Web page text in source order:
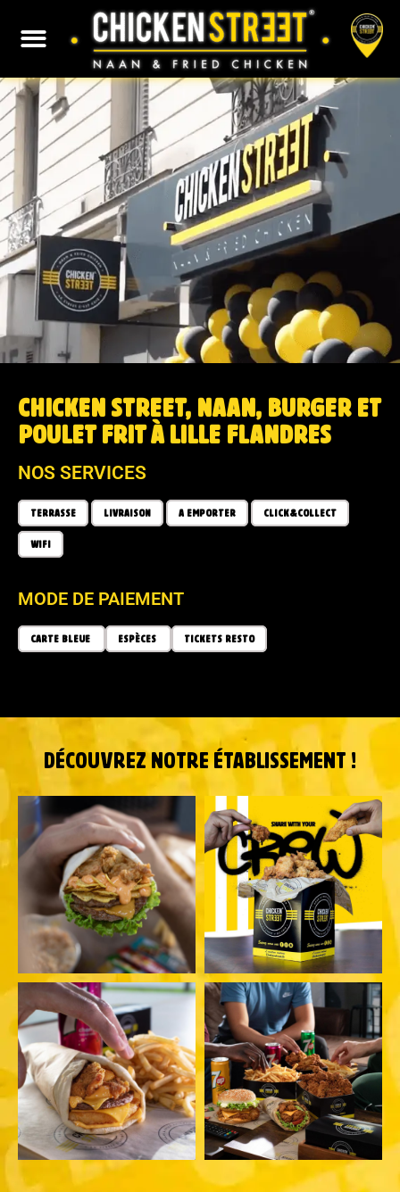
CHICKEN STREET, NAAN, BURGER ET
POULET FRIT À LILLE FLANDRES
NOS SERVICES
TERRASSE LIVRAISON A EMPORTER CLICK&COLLECT
WIFI
MODE DE PAIEMENT
CARTE BLEUE ESPÈCES TICKETS RESTO
DÉCOUVREZ NOTRE ÉTABLISSEMENT !